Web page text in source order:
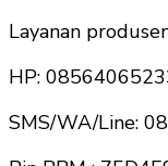
Layanan
HP:
SMS/WA/Line: